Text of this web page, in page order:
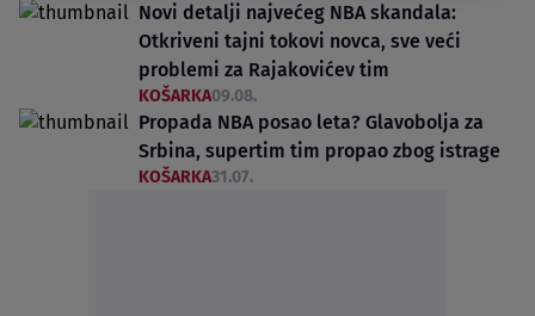
Novi detalji najvećeg NBA skandala:
Otkriveni tajni tokovi novca, sve veći
problemi za Rajakovićev tim
KOŠARKA09.08.
Propada NBA posao leta? Glavobolja za
Srbina, supertim tim propao zbog istrage
KOŠARKA31.07.